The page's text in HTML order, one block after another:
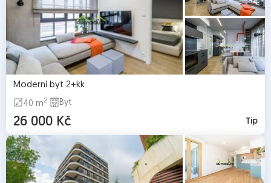
Moderní byt 2+kk
40 m2 Byt
26 000 Kč Tip